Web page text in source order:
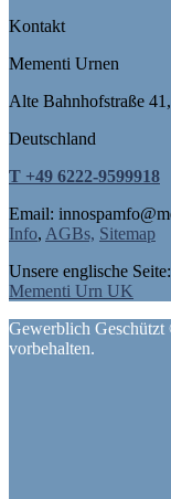
Kontakt
Mementi Urnen
Alte Bahnhofstraße
Deutschland
T +49 6222-9599918
Email: innospam
Info, AGBs, Sitemap
Unsere englische Seite:
Mementi Urn UK
Gewerblich
vorbehalten.